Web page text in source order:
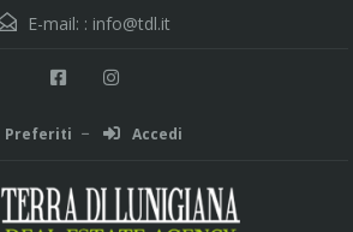
E-mail: : info@tdl.it
Preferiti Accedi